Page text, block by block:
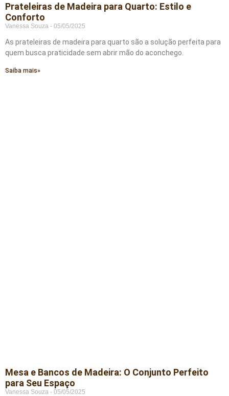
Prateleiras de Madeira para Quarto: Estilo e
Conforto
Vanessa Souza 05/05/2025
As prateleiras de madeira para quarto são a solução perfeita para
quem busca praticidade sem abrir mão do aconchego.
Saiba mais»
Mesa e Bancos de Madeira: O Conjunto Perfeito
para Seu Espaço
Vanessa Souza 05/05/2025